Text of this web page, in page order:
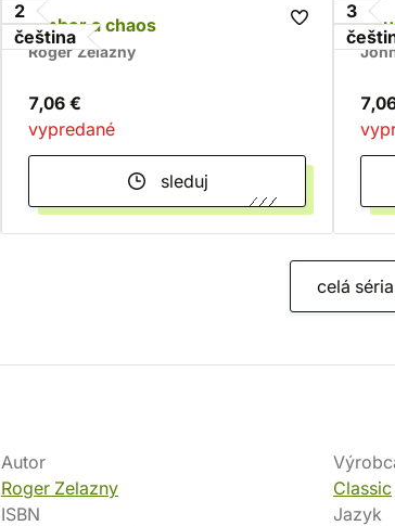
2
čeština
Amber a chaos
Roger Zelazny
7,06 €
vypredané
sleduj
3
celá séria
Autor
Roger Zelazny
Classic
ISBN
Jazyk